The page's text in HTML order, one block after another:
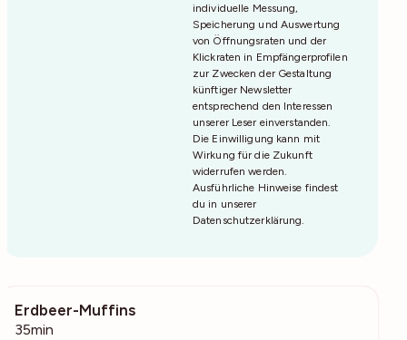
individuelle Messung,
Speicherung und Auswertung
von Öffnungsraten und der
Klickraten in Empfängerprofilen
zur Zwecken der Gestaltung
künftiger Newsletter
entsprechend den Interessen
unserer Leser einverstanden.
Die Einwilligung kann mit
Wirkung für die Zukunft
widerrufen werden.
Ausführliche Hinweise findest
du in unserer
Datenschutzerklärung.
Erdbeer-Muffins
35min